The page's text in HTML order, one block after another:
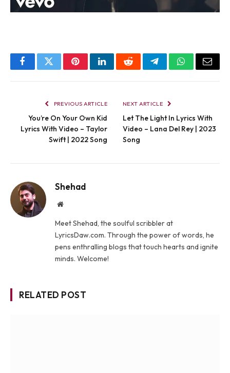
FacebookTwitterPinterestLinkedInRedditTelegramWhatsApp
Email
PREVIOUS ARTICLE
You’re On Your Own Kid
Lyrics With Video – Taylor
Swift | 2022 Song
NEXT ARTICLE
Let The Light In Lyrics With
Video – Lana Del Rey | 2023
Song
Shehad
Website
Meet Shehad, the soulful scribbler at
LyricsDaw.com. Through the power of words, he
pens enthralling blogs that touch hearts and ignite
minds. Welcome!
RELATED POST